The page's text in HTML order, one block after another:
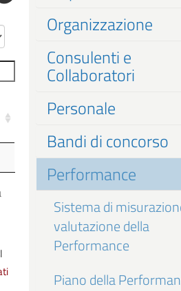
Organizzazione
Consulenti e
Collaboratori
Personale
Bandi di concorso
Performance
Sistema di
valutazione della
Performance
Piano della